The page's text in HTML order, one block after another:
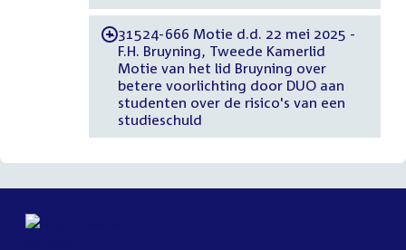
-31524-666 Motie d.d. 22 mei 2025 -
F.H. Bruyning, Tweede Kamerlid
Motie van het lid Bruyning over
betere voorlichting door DUO aan
studenten over de risico's van een
studieschuld